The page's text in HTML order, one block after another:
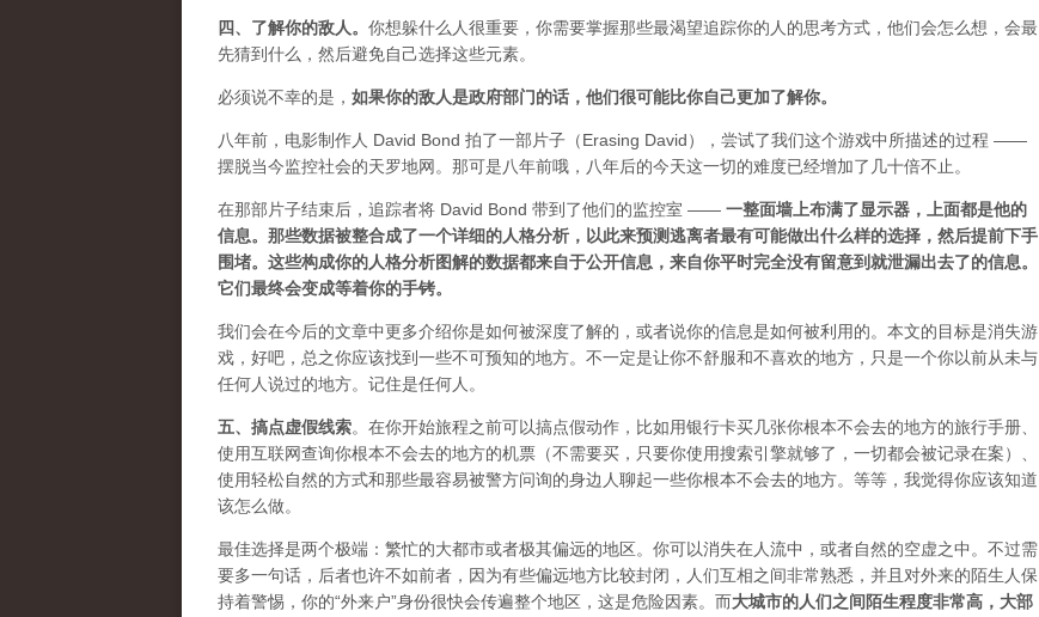
四、 了解你的敌人。 你想躲什么人很重要，你需要掌握那些最渴望追踪你的人的思考方式，他们会怎么想，会最
先猜到什么，然后避免自己选择这些元素。
必须说不幸的是， 如果你的敌人是政府部门的话，他们很可能比你自己更加了解你。
八年前，电影制作人 David Bond 拍了一部片子（Erasing David），尝试了我们这个游戏中所描述的过程 ——
摆脱当今监控社会的天罗地网。那可是八年前哦，八年后的今天这一切的难度已经增加了几十倍不止。
在那部片子结束后，追踪者将 David Bond 带到了他们的监控室 —— 一整面墙上布满了显示器，上面都是他的
信息。那些数据被整合成了一个详细的人格分析，以此来预测逃离者最有可能做出什么样的选择，然后提前下手
围堵。这些构成你的人格分析图解的数据都来自于公开信息，来自你平时完全没有留意到就泄漏出去了的信息。
它们最终会变成等着你的手铐。
我们会在今后的文章中更多介绍你是如何被深度了解的，或者说你的信息是如何被利用的。本文的目标是消失游
戏，好吧，总之你应该找到一些不可预知的地方。不一定是让你不舒服和不喜欢的地方，只是一个你以前从未与
任何人说过的地方。记住是任何人。
五、 搞点虚假线索。在你开始旅程之前可以搞点假动作，比如用银行卡买几张你根本不会去的地方的旅行手册、
使用互联网查询你根本不会去的地方的机票（不需要买，只要你使用搜索引擎就够了，一切都会被记录在案）、
使用轻松自然的方式和那些最容易被警方问询的身边人聊起一些你根本不会去的地方。等等，我觉得你应该知道
该怎么做。
最佳选择是两个极端：繁忙的大都市或者极其偏远的地区。你可以消失在人流中，或者自然的空虚之中。不过需
要多一句话，后者也许不如前者，因为有些偏远地方比较封闭，人们互相之间非常熟悉，并且对外来的陌生人保
持着警惕，你的“外来户”身份很快会传遍整个地区，这是危险因素。而大城市的人们之间陌生程度非常高，大部